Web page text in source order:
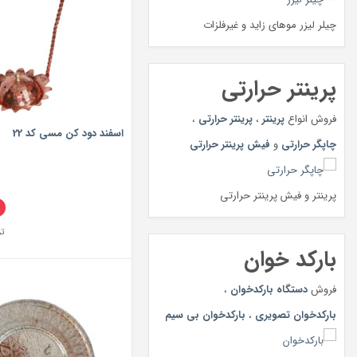
چیلر لیزر موهای زاید و غیرفلزات
پرینتر حرارتی
فروش انواع پرینتر ، پرینتر حرارتی ،
چاپگر حرارتی و فیش پرینتر حرارتی
پرینتر و فیش پرینتر حرارتی
بارکد خوان
فروشدستگاه بارکدخوان ،
بارکدخوان تصویری ، بارکدخوان بی سیم
اسفند دود کن مسی کد 22